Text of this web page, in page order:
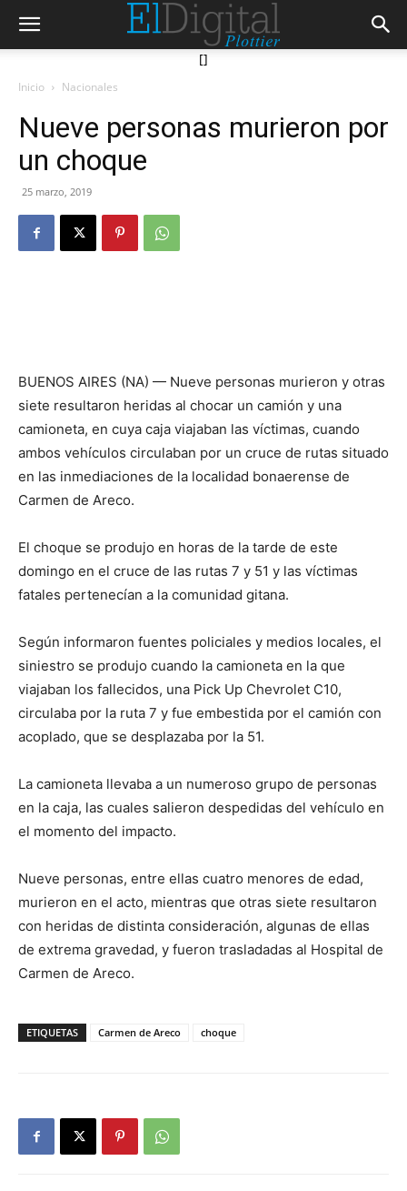
[]
Inicio Nacionales
Nueve personas murieron por
un choque
25 marzo, 2019
BUENOS AIRES (NA) — Nueve personas murieron y otras
siete resultaron heridas al chocar un camión y una
camioneta, en cuya caja viajaban las víctimas, cuando
ambos vehículos circulaban por un cruce de rutas situado
en las inmediaciones de la localidad bonaerense de
Carmen de Areco.
El choque se produjo en horas de la tarde de este
domingo en el cruce de las rutas 7 y 51 y las víctimas
fatales pertenecían a la comunidad gitana.
Según informaron fuentes policiales y medios locales, el
siniestro se produjo cuando la camioneta en la que
viajaban los fallecidos, una Pick Up Chevrolet C10,
circulaba por la ruta 7 y fue embestida por el camión con
acoplado, que se desplazaba por la 51.
La camioneta llevaba a un numeroso grupo de personas
en la caja, las cuales salieron despedidas del vehículo en
el momento del impacto.
Nueve personas, entre ellas cuatro menores de edad,
murieron en el acto, mientras que otras siete resultaron
con heridas de distinta consideración, algunas de ellas
de extrema gravedad, y fueron trasladadas al Hospital de
Carmen de Areco.
ETIQUETAS Carmen de Areco choque